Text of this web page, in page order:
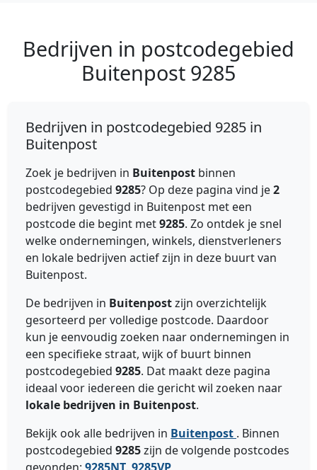
Bedrijven in postcodegebied
Buitenpost 9285
Bedrijven in postcodegebied 9285 in
Buitenpost
Zoek je bedrijven in Buitenpost binnen
postcodegebied 9285? Op deze pagina vind je2
bedrijven gevestigd in Buitenpost met een
postcode die begint met9285. Zo ontdek je snel
welke ondernemingen, winkels, dienstverleners
en lokale bedrijven actief zijn in deze buurt van
Buitenpost.
De bedrijven in Buitenpostzijn overzichtelijk
gesorteerd per volledige postcode. Daardoor
kun je eenvoudig zoeken naar ondernemingen in
een specifieke straat, wijk of buurt binnen
postcodegebied 9285. Dat maakt deze pagina
ideaal voor iedereen die gericht wil zoeken naar
lokale bedrijven in Buitenpost.
Bekijk ook alle bedrijven in Buitenpost . Binnen
postcodegebied 9285zijn de volgende postcodes